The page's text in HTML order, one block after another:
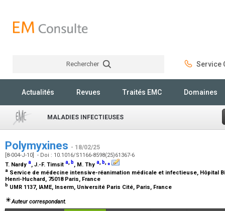
Rechercher Service
Actualités Revues Traités EMC Domaines
MALADIES INFECTIEUSES
Polymyxines - 18/02/25
[8-004-J-10] - Doi : 10.1016/S1166-8598(25)61367-6
T. Nardy a, J.-F. Timsit a, b, M. Thy a, b,⁎
a Service de médecine intensive-réanimation médicale et infectieuse, Hôpital
Henri-Huchard, 75018 Paris, France
b UMR 1137, IAME, Inserm, Université Paris Cité, Paris, France
Auteur correspondant.